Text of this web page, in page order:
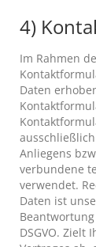
4)
Im Rahmen
Daten
Anliegens
verbundene
verwendet.
Daten ist
DSGVO. Zielt